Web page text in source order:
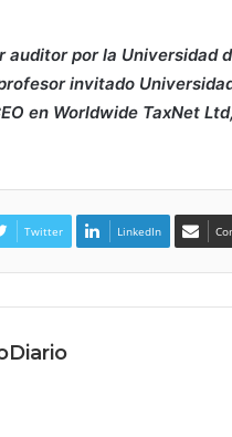
auditor por la Universidad
invitado
en Worldwide TaxNet
Twitter LinkedIn